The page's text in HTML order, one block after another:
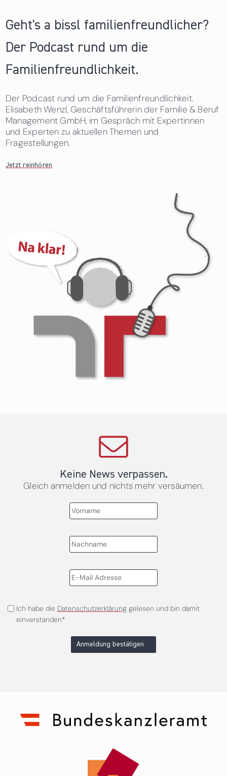
Geht's a bissl familienfreundlicher?
Der Podcast rund um die
Familienfreundlichkeit.
Der Podcast rund um die Familienfreundlichkeit.
Elisabeth Wenzl, Geschäftsführerin der Familie & Beruf
Management GmbH, im Gespräch mit Expertinnen
und Experten zu aktuellen Themen und
Fragestellungen.
Jetzt reinhören
Keine News verpassen.
Gleich anmelden und nichts mehr versäumen.
Ich habe die Datenschutzerklärunggelesen und bin damit
einverstanden*
Anmeldung bestätigen